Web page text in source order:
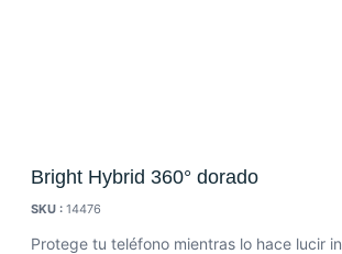
Bright Hybrid 360° dorado
SKU : 14476
Protege tu teléfono mientras lo hace lucir